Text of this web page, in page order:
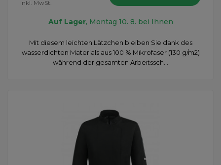
inkl. MwSt.
Auf Lager, Montag 10. 8. bei Ihnen
Mit diesem leichten Lätzchen bleiben Sie dank des
wasserdichten Materials aus 100 % Mikrofaser (130 g/m2)
während der gesamten Arbeitssch...